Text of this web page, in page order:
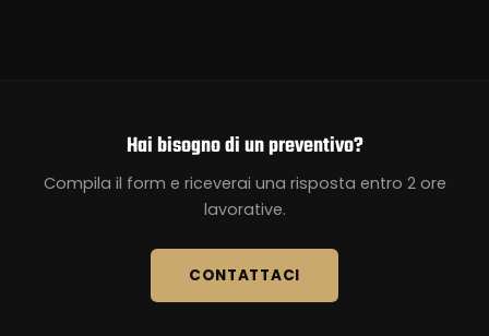
Hai bisogno di un preventivo?
Compila il form e riceverai una risposta entro 2 ore
lavorative.
CONTATTACI